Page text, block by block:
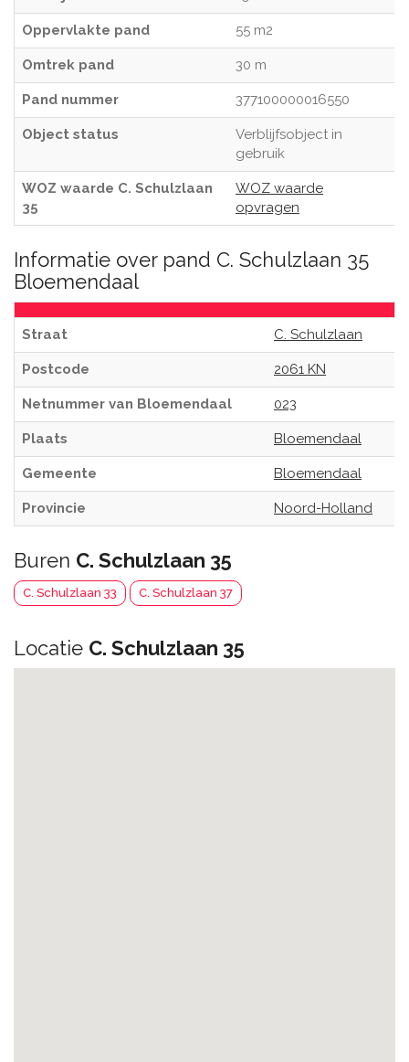
Oppervlakte pand 55 m2
Omtrek pand 30 m
Pand nummer 377100000016550
Object status
Verblijfsobject in
gebruik
WOZ waarde C. Schulzlaan
35
WOZ waarde
opvragen
Informatie over pand C. Schulzlaan 35
Bloemendaal
Straat C. Schulzlaan
Postcode 2061 KN
Netnummer van Bloemendaal 023
Plaats Bloemendaal
Gemeente Bloemendaal
Provincie Noord-Holland
Buren C. Schulzlaan 35
C. Schulzlaan 33 C. Schulzlaan 37
Locatie C. Schulzlaan 35